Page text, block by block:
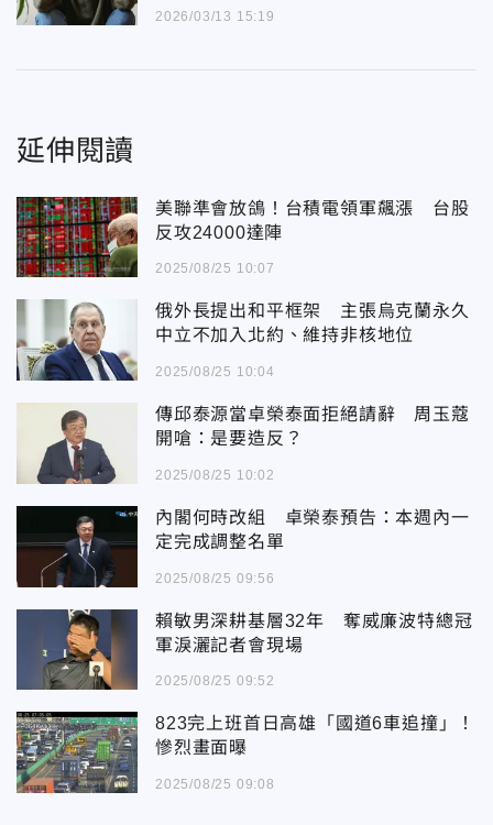
2026/03/13 15:19
延伸閱讀
美聯準會放鴿！台積電領軍飆漲 台股
反攻24000達陣
2025/08/25 10:07
俄外長提出和平框架 主張烏克蘭永久
中立不加入北約、維持非核地位
2025/08/25 10:04
傳邱泰源當卓榮泰面拒絕請辭 周玉蔻
開嗆：是要造反？
2025/08/25 10:02
內閣何時改組 卓榮泰預告：本週內一
定完成調整名單
2025/08/25 09:56
賴敏男深耕基層32年 奪威廉波特總冠
軍淚灑記者會現場
2025/08/25 09:52
823完上班首日高雄「國道6車追撞」！
慘烈畫面曝
2025/08/25 09:08